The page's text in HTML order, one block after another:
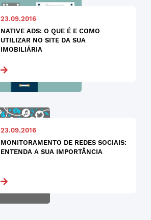
23.09.2016
NATIVE ADS: O QUE É E COMO
UTILIZAR NO SITE DA SUA
IMOBILIÁRIA
23.09.2016
MONITORAMENTO DE REDES SOCIAIS:
ENTENDA A SUA IMPORTÂNCIA